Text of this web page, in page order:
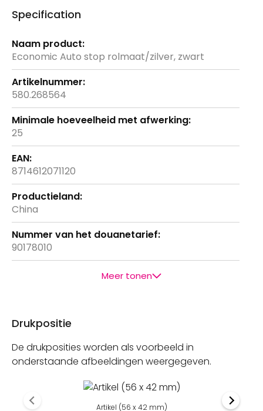
Specification
Meer
informatie
Economic Auto stop rolmaat/zilver, zwart
580.268564
25
8714612071120
China
90178010
Meer tonen
Drukpositie
De drukposities worden als voorbeeld in
onderstaande afbeeldingen weergegeven.
Artikel (56 x 42 mm)